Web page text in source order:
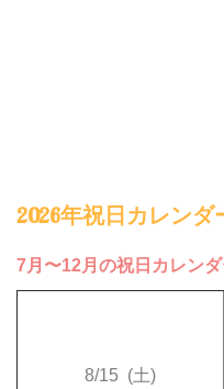
2026年祝日カレンダ
7月〜12月の祝日カレン
8/15 (土)